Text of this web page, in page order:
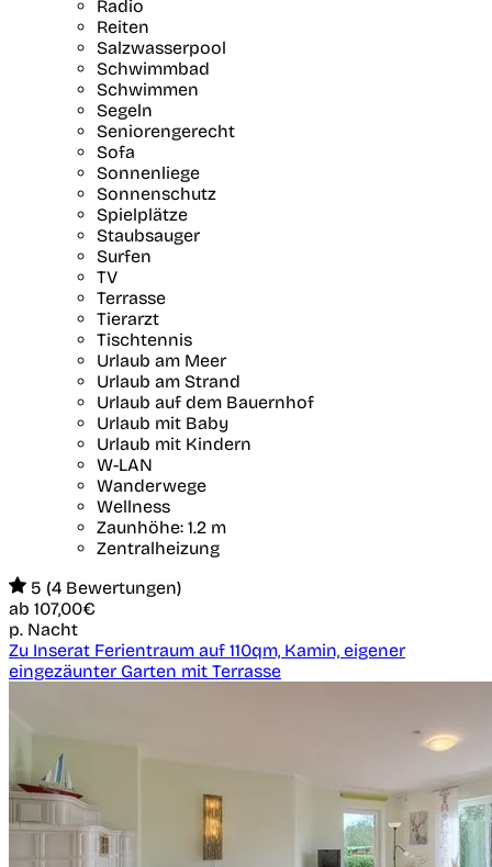
Radio
Reiten
Salzwasserpool
Schwimmbad
Schwimmen
Segeln
Seniorengerecht
Sofa
Sonnenliege
Sonnenschutz
Spielplätze
Staubsauger
Surfen
TV
Terrasse
Tierarzt
Tischtennis
Urlaub am Meer
Urlaub am Strand
Urlaub auf dem Bauernhof
Urlaub mit Baby
Urlaub mit Kindern
W-LAN
Wanderwege
Wellness
Zaunhöhe: 1.2 m
Zentralheizung
5 (4 Bewertungen)
ab 107,00€
p. Nacht
Zu Inserat Ferientraum auf 110qm, Kamin, eigener
eingezäunter Garten mit Terrasse